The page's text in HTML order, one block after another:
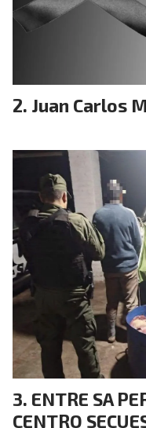
Juan Carlos
ENTRE SA
CENTRO